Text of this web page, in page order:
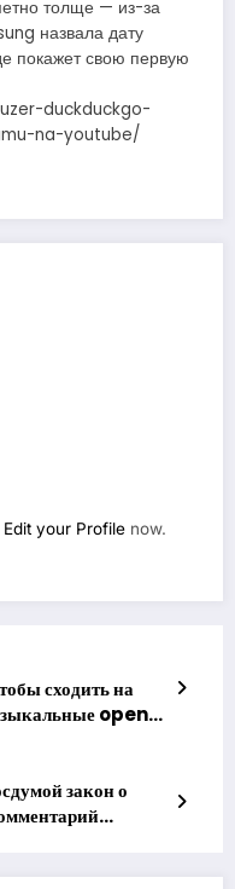
толще — из-за
назвала дату
покажет свою первую
duckduckgo-
na-youtube/
Edit your Profile now.
сходить на
open-
закон о